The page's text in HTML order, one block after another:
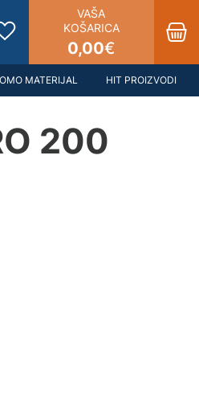
VAŠA
KOŠARICA
0,00€
MATERIJAL HIT PROIZVODI
200